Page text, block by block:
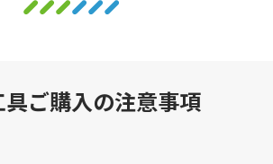
具ご購入の注意事項